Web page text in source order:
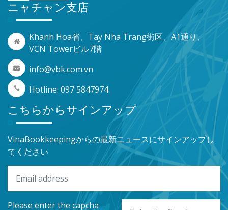
ニャチャン支店
Khanh Hoa省、Tay Nha Trang街区、A1通り、
VCN Towerビル7階
info@vbk.com.vn
Hotline: 097 5847974
こちらからサインアップ
VinaBookkeepingからの最新ニュースにサインアップし
てください
Please enter the capcha